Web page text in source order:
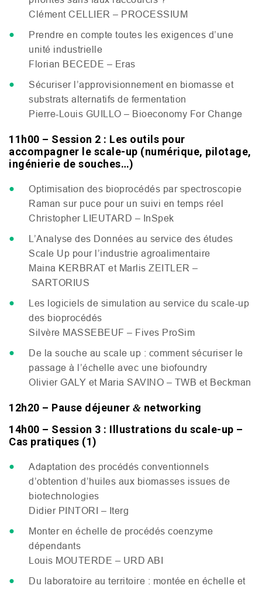
Clément CELLIER – PROCESSIUM
Prendre en compte toutes les exigences d’une
unité industrielle
Florian BECEDE – Eras
Sécuriser l’approvisionnement en biomasse et
substrats alternatifs de fermentation
Pierre-Louis GUILLO – Bioeconomy For Change
11h00 – Session 2 : Les outils pour
accompagner le scale-up (numérique, pilotage,
ingénierie de souches…)
Optimisation des bioprocédés par spectroscopie
Raman sur puce pour un suivi en temps réel
Christopher LIEUTARD – InSpek
L’Analyse des Données au service des études
Scale Up pour l’industrie agroalimentaire
Maina KERBRAT et Marlis ZEITLER –
SARTORIUS
Les logiciels de simulation au service du scale-up
des bioprocédés
Silvère MASSEBEUF – Fives ProSim
De la souche au scale up : comment sécuriser le
passage à l’échelle avec une biofoundry
Olivier GALY et Maria SAVINO – TWB et Beckman
12h20 – Pause déjeuner & networking
14h00 – Session 3 : Illustrations du scale-up –
Cas pratiques (1)
Adaptation des procédés conventionnels
d’obtention d’huiles aux biomasses issues de
biotechnologies
Didier PINTORI – Iterg
Monter en échelle de procédés coenzyme
dépendants
Louis MOUTERDE – URD ABI
Du laboratoire au territoire : montée en échelle et